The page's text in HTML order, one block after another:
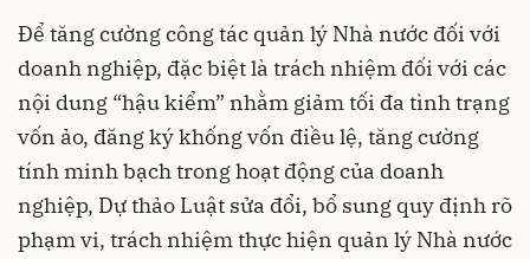
Để tăng cường công tác quản lý Nhà nước đối với
doanh nghiệp, đặc biệt là trách nhiệm đối với các
nội dung “hậu kiểm” nhằm giảm tối đa tình trạng
vốn ảo, đăng ký khống vốn điều lệ, tăng cường
tính minh bạch trong hoạt động của doanh
nghiệp, Dự thảo Luật sửa đổi, bổ sung quy định rõ
phạm vi, trách nhiệm thực hiện quản lý Nhà nước